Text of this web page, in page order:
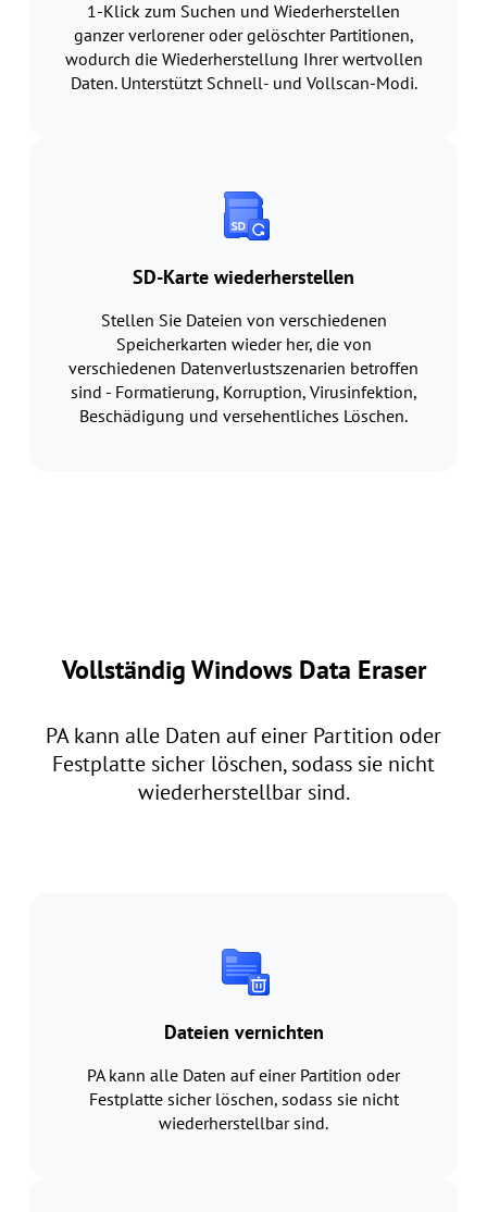
1-Klick zum Suchen und Wiederherstellen
ganzer verlorener oder gelöschter Partitionen,
wodurch die Wiederherstellung Ihrer wertvollen
Daten. Unterstützt Schnell- und Vollscan-Modi.
SD-Karte wiederherstellen
Stellen Sie Dateien von verschiedenen
Speicherkarten wieder her, die von
verschiedenen Datenverlustszenarien betroffen
sind - Formatierung, Korruption, Virusinfektion,
Beschädigung und versehentliches Löschen.
Vollständig Windows Data Eraser
PA kann alle Daten auf einer Partition oder
Festplatte sicher löschen, sodass sie nicht
wiederherstellbar sind.
Dateien vernichten
PA kann alle Daten auf einer Partition oder
Festplatte sicher löschen, sodass sie nicht
wiederherstellbar sind.